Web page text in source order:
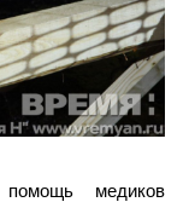
помощь медиков